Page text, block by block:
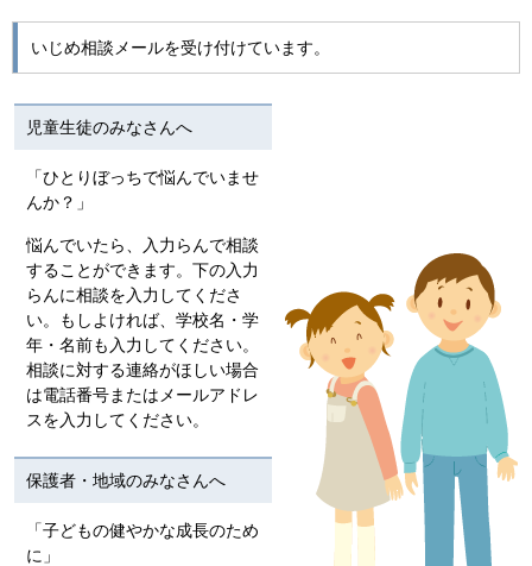
いじめ相談メールを受け付けています。
児童生徒のみなさんへ
「ひとりぼっちで悩んでいませ
んか？」
悩んでいたら、入力らんで相談
することができます。下の入力
らんに相談を入力してくださ
い。もしよければ、学校名・学
年・名前も入力してください。
相談に対する連絡がほしい場合
は電話番号またはメールアドレ
スを入力してください。
保護者・地域のみなさんへ
「子どもの健やかな成長のため
に」